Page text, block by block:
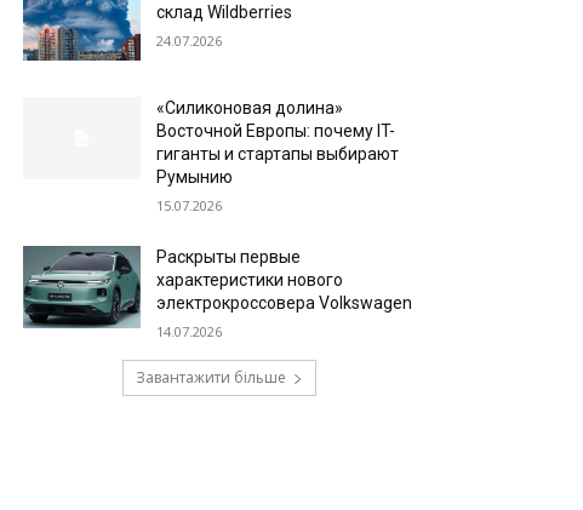
склад Wildberries
24.07.2026
«Силиконовая долина»
Восточной Европы: почему IT-
гиганты и стартапы выбирают
Румынию
15.07.2026
Раскрыты первые
характеристики нового
электрокроссовера Volkswagen
14.07.2026
Завантажити більше